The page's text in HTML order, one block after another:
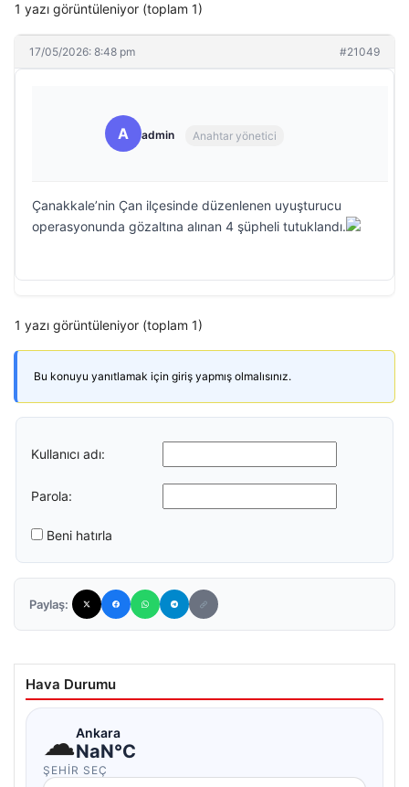
1 yazı görüntüleniyor (toplam 1)
17/05/2026: 8:48 pm #21049
A admin Anahtar yönetici
Çanakkale’nin Çan ilçesinde düzenlenen uyuşturucu
operasyonunda gözaltına alınan 4 şüpheli tutuklandı.
1 yazı görüntüleniyor (toplam 1)
Bu konuyu yanıtlamak için giriş yapmış olmalısınız.
Kullanıcı adı:
Parola:
Beni hatırla
Paylaş:
Hava Durumu
☁Ankara
NaN°C
ŞEHIR SEÇ